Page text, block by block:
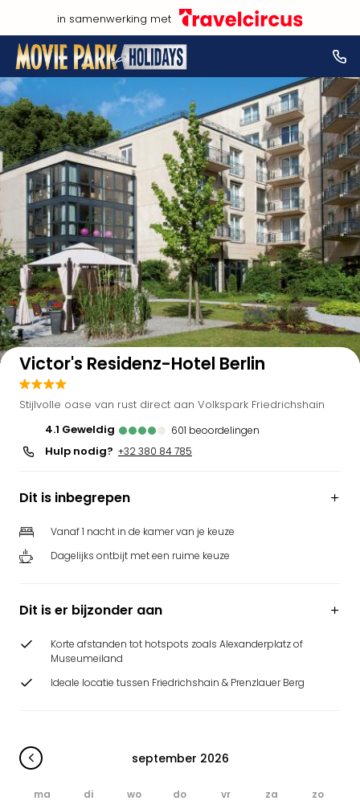
in samenwerking met
Bekijk op kaart
Victor's Residenz-Hotel Berlin
Stijlvolle oase van rust direct aan Volkspark Friedrichshain
4.1
geweldig 601 beoordelingen
Hulp nodig? +32 380 84 785
Dit is inbegrepen
Vanaf 1 nacht in de kamer van je keuze
Dagelijks ontbijt met een ruime keuze
Dit is er bijzonder aan
Korte afstanden tot hotspots zoals Alexanderplatz of
Museumeiland
Ideale locatie tussen Friedrichshain & Prenzlauer Berg
september 2026
ma di wo do vr za zo